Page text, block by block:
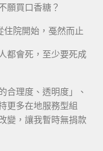
願買口香糖？
住院開始，戞然而止
都會死，至少要死成
合理度、透明度」、
更多在地服務型組
變，讓我暫時無捐款